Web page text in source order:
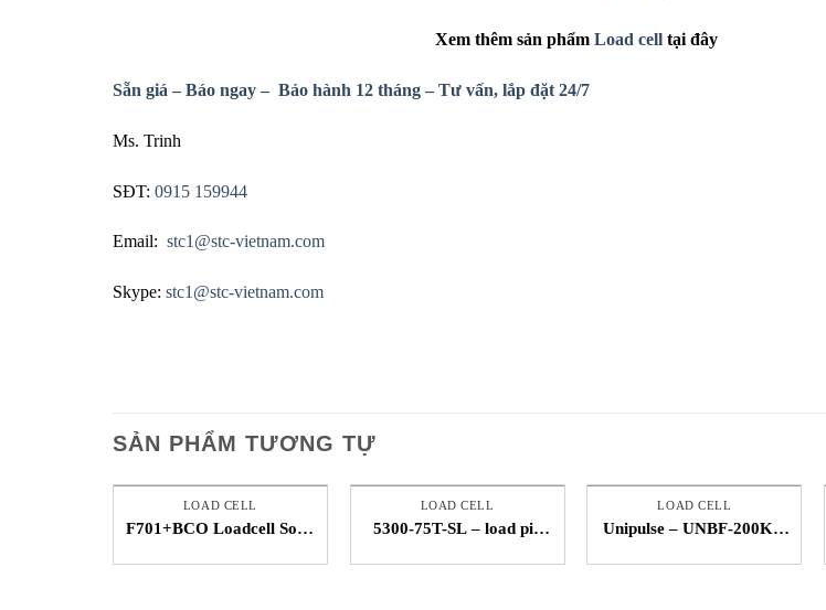
Xemthêm sản phẩm Load cell tại đây
Sẵn giá – Báo ngay – Bảo hành 12 tháng – Tư vấn, lắp đặt 24/7
Ms. Trinh
SĐT: 0915 159944
Email: stc1@stc-vietnam.com
Skype: stc1@stc-vietnam.com
SẢN PHẨM TƯƠNG TỰ
LOAD CELL
F701+BCO Loadcell Song
Unipulse Việt Nam
LOAD CELL
5300-75T-SL – load pin
Vietnam
LOAD CELL
Unipulse – UNBF-200KN
STC Vietnam